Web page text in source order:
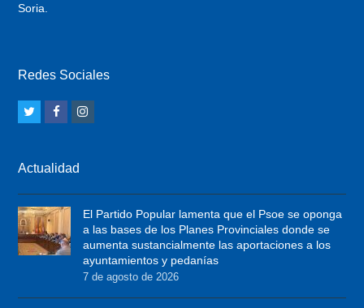
Soria.
Redes Sociales
t
t
e
r
F
e
b
o
a
g
r
a
Actualidad
El Partido Popular lamenta que el Psoe se oponga
a las bases de los Planes Provinciales donde se
aumenta sustancialmente las aportaciones a los
ayuntamientos y pedanías
7 de agosto de 2026